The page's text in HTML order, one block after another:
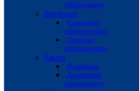
обладнання
Berthoud
Самохідні
обприскувачі
Причіпні
обприскувачі
Rauch
Розкидачі
Додаткове
обладнання